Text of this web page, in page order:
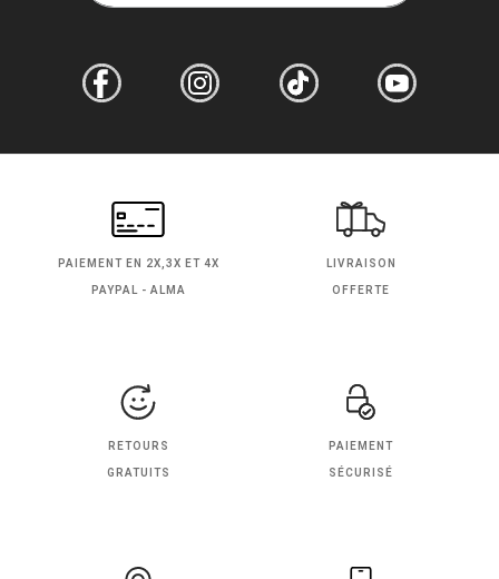
PAIEMENT EN 2X,3X ET 4X
PAYPAL - ALMA
LIVRAISON
OFFERTE
RETOURS
GRATUITS
PAIEMENT
SÉCURISÉ